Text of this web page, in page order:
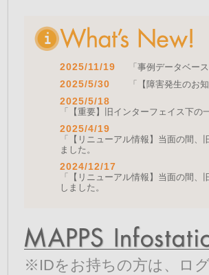
2025/11/19 「事例データベー
2025/5/30 「【障害発生のお
2025/5/18
「【重要】旧インターフェイス下
2025/4/19
「【リニューアル情報】当面の間
ました。
2024/12/17
「【リニューアル情報】当面の間
しました。
※IDをお持ちの方は、ロ